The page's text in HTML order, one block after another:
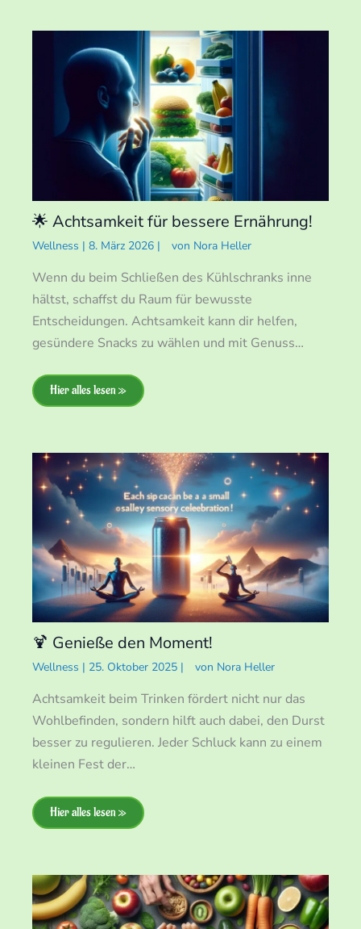
🌟 Achtsamkeit für bessere Ernährung!
Wellness | 8. März 2026 | von Nora Heller
Wenn du beim Schließen des Kühlschranks inne
hältst, schaffst du Raum für bewusste
Entscheidungen. Achtsamkeit kann dir helfen,
gesündere Snacks zu wählen und mit Genuss…
Hier alles lesen »
🍹 Genieße den Moment!
Wellness | 25. Oktober 2025 | von Nora Heller
Achtsamkeit beim Trinken fördert nicht nur das
Wohlbefinden, sondern hilft auch dabei, den Durst
besser zu regulieren. Jeder Schluck kann zu einem
kleinen Fest der…
Hier alles lesen »